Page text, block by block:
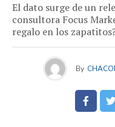
El dato surge de un
consultora Focus
regalo en los
By